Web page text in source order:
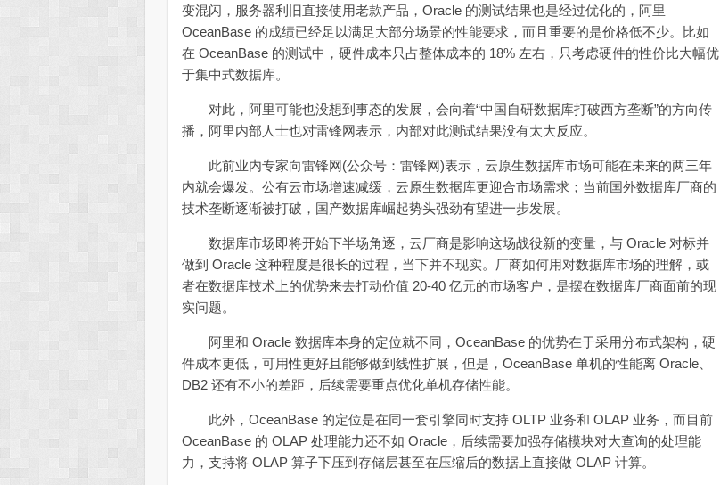
变混闪，服务器利旧直接使用老款产品，Oracle 的测试结果也是经过优化的，阿里
OceanBase 的成绩已经足以满足大部分场景的性能要求，而且重要的是价格低不少。比如
在 OceanBase 的测试中，硬件成本只占整体成本的 18% 左右，只考虑硬件的性价比大幅优
于集中式数据库。
对此，阿里可能也没想到事态的发展，会向着“中国自研数据库打破西方垄断”的方向传
播，阿里内部人士也对雷锋网表示，内部对此测试结果没有太大反应。
此前业内专家向雷锋网(公众号：雷锋网)表示，云原生数据库市场可能在未来的两三年
内就会爆发。公有云市场增速减缓，云原生数据库更迎合市场需求；当前国外数据库厂商的
技术垄断逐渐被打破，国产数据库崛起势头强劲有望进一步发展。
数据库市场即将开始下半场角逐，云厂商是影响这场战役新的变量，与 Oracle 对标并
做到 Oracle 这种程度是很长的过程，当下并不现实。厂商如何用对数据库市场的理解，或
者在数据库技术上的优势来去打动价值 20-40 亿元的市场客户，是摆在数据库厂商面前的现
实问题。
阿里和 Oracle 数据库本身的定位就不同，OceanBase 的优势在于采用分布式架构，硬
件成本更低，可用性更好且能够做到线性扩展，但是，OceanBase 单机的性能离 Oracle、
DB2 还有不小的差距，后续需要重点优化单机存储性能。
此外，OceanBase 的定位是在同一套引擎同时支持 OLTP 业务和 OLAP 业务，而目前
OceanBase 的 OLAP 处理能力还不如 Oracle，后续需要加强存储模块对大查询的处理能
力，支持将 OLAP 算子下压到存储层甚至在压缩后的数据上直接做 OLAP 计算。